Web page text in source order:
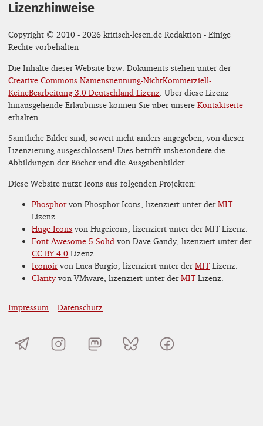
Lizenzhinweise
Copyright © 2010 - 2026 kritisch-lesen.de Redaktion - Einige
Rechte vorbehalten
Die Inhalte dieser Website bzw. Dokuments stehen unter der
Creative Commons Namensnennung-NichtKommerziell-
KeineBearbeitung 3.0 Deutschland Lizenz . Über diese Lizenz
hinausgehende Erlaubnisse können Sie über unsereKontaktseite
erhalten.
Sämtliche Bilder sind, soweit nicht anders angegeben, von dieser
Lizenzierung ausgeschlossen! Dies betrifft insbesondere die
Abbildungen der Bücher und die Ausgabenbilder.
Diese Website nutzt Icons aus folgenden Projekten:
Phosphorvon Phosphor Icons, lizenziert unter derMIT
Lizenz.
Huge Icons von Hugeicons, lizenziert unter der MIT Lizenz.
Font Awesome 5 Solid von Dave Gandy, lizenziert unter der
CC BY 4.0 Lizenz.
Iconoirvon Luca Burgio, lizenziert unter derMITLizenz.
Clarityvon VMware, lizenziert unter derMITLizenz.
Impressum |Datenschutz